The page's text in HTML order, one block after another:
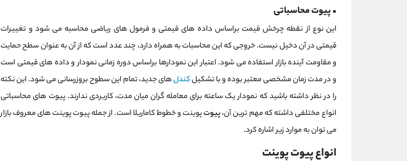
•پیوت محاسباتی
این نوع از نقطه چرخش قیمت براساس داده های قیمتی و فرمول های ریاضی محاسبه می شود و تغییرات
قیمتی در آن دخیل نیست. خروجی که این محاسبات به همراه دارد، چند عدد است که از آن به عنوان سطح حمایت
و مقاومت آینده بازار استفاده می شود. اعتبار این نمودارها براساس دوره زمانی نمودار و داده های قیمتی است
و در مدت زمان مشخصی معتبر بوده و با تشکیلکندلهای جدید، تمام این سطوح بروزرسانی می شود. این نکته
را در نظر داشته باشید که نمودار یک ساعته برای معامله گران میان مدت، کاربردی ندارند. پیوت های محاسباتی
انواع مختلفی داشته که مهم ترین آن،پیوتپوینت و خطوط کاماریلا است. از جمله پیوت پوینت های معروف بازار
می توان به موارد زیر اشاره کرد.
انواع پیوت پوینت